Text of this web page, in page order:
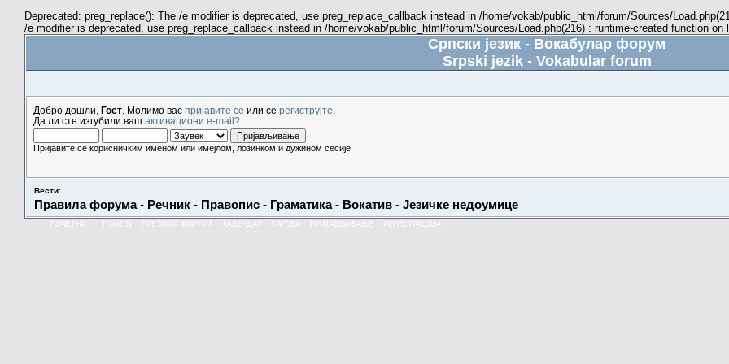
Deprecated: preg_replace(): The /e modifier is deprecated, use preg_replace_callback instead in /home/vokab/public_html/forum/Sources/
/e modifier is deprecated, use preg_replace_callback instead in /home/vokab/public_html/forum/Sources/Load.php(216) : runtime-created function on
Српски језик - Вокабулар форум
Srpski jezik - Vokabular forum
Добро дошли, Гост . Молимо вас пријавите се или се региструјте
Да ли сте изгубили ваш активациони e-mail?
Пријавите се корисничким именом или имејлом, лозинком и дужином сесије
Вести:
Правила форума- Речник - Правопис - Граматика- Вокатив - Језичке недоумице
КАЛЕНДАР